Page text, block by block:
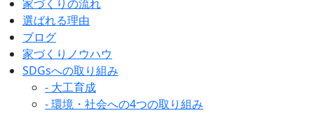
家づくりの流れ
選ばれる理由
ブログ
家づくりノウハウ
SDGsへの取り組み
- 大工育成
- 環境・社会への4つの取り組み